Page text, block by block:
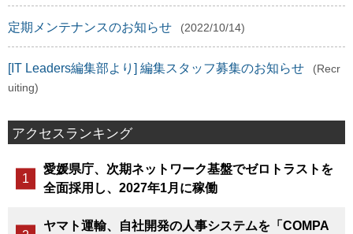
定期メンテナンスのお知らせ (2022/10/14)
[IT Leaders編集部より] 編集スタッフ募集のお知らせ
(Recr
uiting)
アクセスランキング
愛媛県庁、次期ネットワーク基盤でゼロトラストを
全面採用し、2027年1月に稼働
ヤマト運輸、自社開発の人事システムを「COMPA